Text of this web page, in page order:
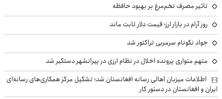
تاثیر مصرف تخم‌مرغ بر بهبود حافظه
روز آرام در بازار ارز؛ قیمت دلار ثابت ماند
جواد نکونام سرمربی تراکتور شد
متهم متواری پرونده اخلال در نظام ارزی در پیرانشهر دستگیر شد
اطلاعات میزبان اهالی رسانه افغانستان شد؛ تشکیل مرکز همکاری‌های رسانه‌ای
ایران و افغانستان در دستور کار